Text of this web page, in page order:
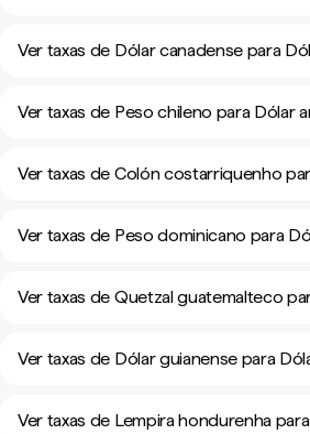
Ver taxas de Dólar canadense para
Ver taxas de Peso chileno para Dólar
Ver taxas de Colón costarriquenho
Ver taxas de Peso dominicano para
Ver taxas de Quetzal guatemalteco
Ver taxas de Dólar guianense para
Ver taxas de Lempira hondurenha